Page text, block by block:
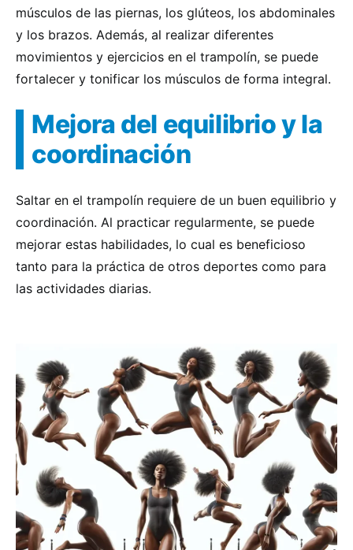
músculos de las piernas, los glúteos, los abdominales
y los brazos. Además, al realizar diferentes
movimientos y ejercicios en el trampolín, se puede
fortalecer y tonificar los músculos de forma integral.
Mejora del equilibrio y la
coordinación
Saltar en el trampolín requiere de un buen equilibrio y
coordinación. Al practicar regularmente, se puede
mejorar estas habilidades, lo cual es beneficioso
tanto para la práctica de otros deportes como para
las actividades diarias.